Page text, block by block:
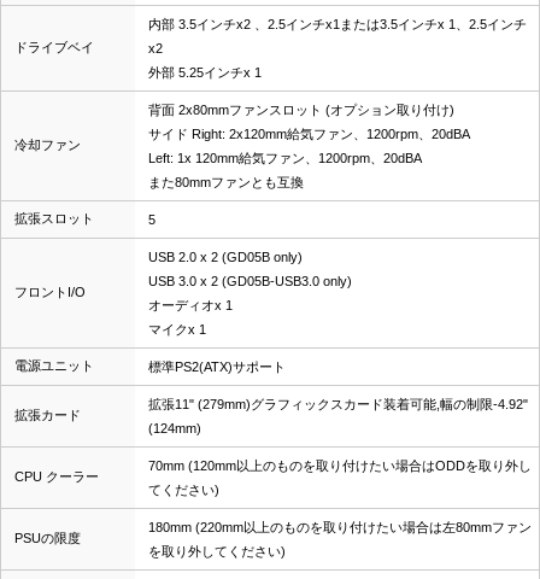
ドライブベイ
内部 3.5インチx2 、2.5インチx1または3.5インチx 1、2.5インチ
x2
外部 5.25インチx 1
冷却ファン
背面 2x80mmファンスロット (オプション取り付け)
サイド Right: 2x120mm給気ファン、1200rpm、20dBA
Left: 1x 120mm給気ファン、1200rpm、20dBA
また80mmファンとも互換
拡張スロット 5
フロントI/O
USB 2.0 x 2 (GD05B only)
USB 3.0 x 2 (GD05B-USB3.0 only)
オーディオx 1
マイクx 1
電源ユニット 標準PS2(ATX)サポート
拡張カード
拡張11" (279mm)グラフィックスカード装着可能,幅の制限-4.92"
(124mm)
CPU クーラー
70mm (120mm以上のものを取り付けたい場合はODDを取り外し
てください)
PSUの限度
180mm (220mm以上のものを取り付けたい場合は左80mmファン
を取り外してください)